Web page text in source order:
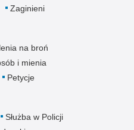
Zaginieni
na broń
i mienia
Petycje
Służba w Policji